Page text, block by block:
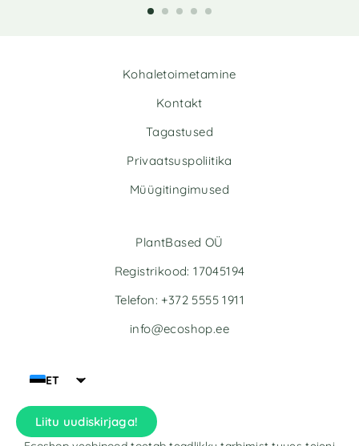
Kohaletoimetamine
Kontakt
Tagastused
Privaatsuspoliitika
Müügitingimused
ET
Liitu uudiskirjaga!
PlantBased OÜ
Registrikood: 17045194
Telefon: +372 5555 1911
info@ecoshop.ee